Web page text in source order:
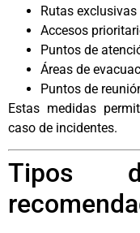
Rutas
Accesos
Puntos de
Áreas de
Puntos de
Estas medidas
caso de incidentes.
Tipos